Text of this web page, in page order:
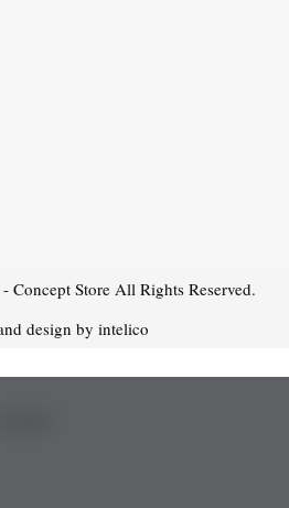
Concept Store All Rights Reserved.
design by intelico